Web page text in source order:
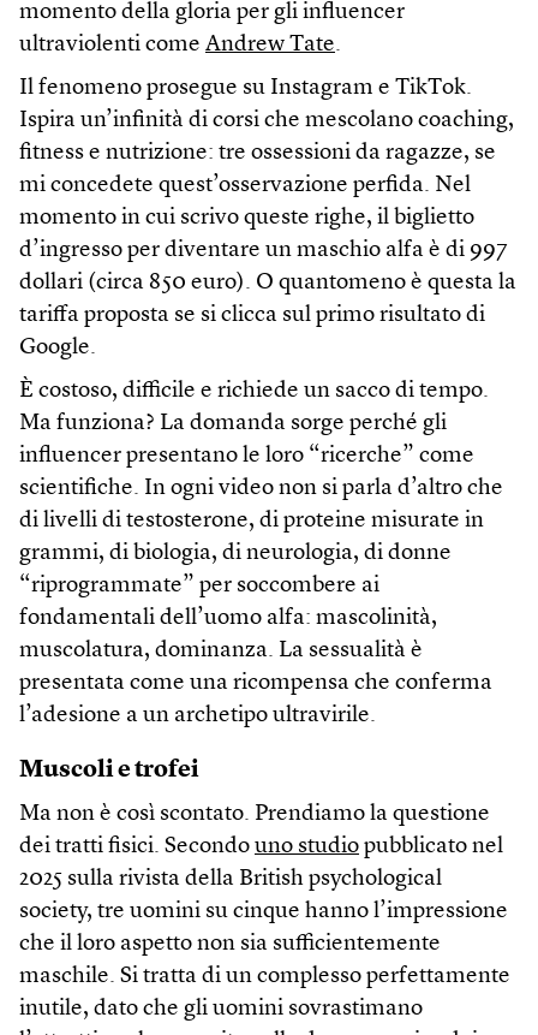
momento della gloria per gli influencer
ultraviolenti come Andrew Tate.
Il fenomeno prosegue su Instagram e TikTok.
Ispira un’infinità di corsi che mescolano coaching,
fitness e nutrizione: tre ossessioni da ragazze, se
mi concedete quest’osservazione perfida. Nel
momento in cui scrivo queste righe, il biglietto
d’ingresso per diventare un maschio alfa è di 997
dollari (circa 850 euro). O quantomeno è questa la
tariffa proposta se si clicca sul primo risultato di
Google.
È costoso, difficile e richiede un sacco di tempo.
Ma funziona? La domanda sorge perché gli
influencer presentano le loro “ricerche” come
scientifiche. In ogni video non si parla d’altro che
di livelli di testosterone, di proteine misurate in
grammi, di biologia, di neurologia, di donne
“riprogrammate” per soccombere ai
fondamentali dell’uomo alfa: mascolinità,
muscolatura, dominanza. La sessualità è
presentata come una ricompensa che conferma
l’adesione a un archetipo ultravirile.
Muscoli e trofei
Ma non è così scontato. Prendiamo la questione
dei tratti fisici. Secondo uno studio pubblicato nel
2025 sulla rivista della British psychological
society, tre uomini su cinque hanno l’impressione
che il loro aspetto non sia sufficientemente
maschile. Si tratta di un complesso perfettamente
inutile, dato che gli uomini sovrastimano